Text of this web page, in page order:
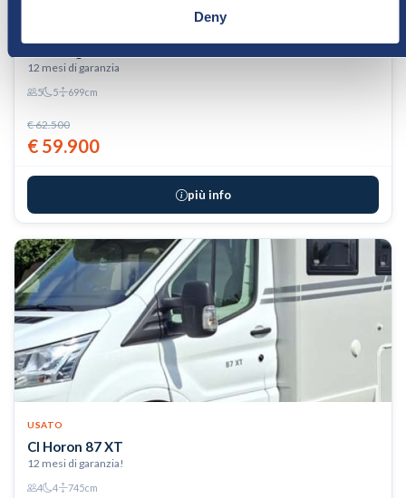
Deny
12 mesi di garanzia
5 5 699cm
€ 62.500
€ 59.900
più info
USATO
CI Horon 87 XT
12 mesi di garanzia!
4 4 745cm